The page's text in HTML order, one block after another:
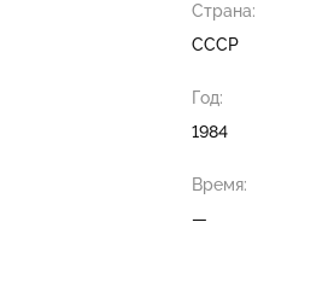
Страна:
СССР
Год:
1984
Время:
—